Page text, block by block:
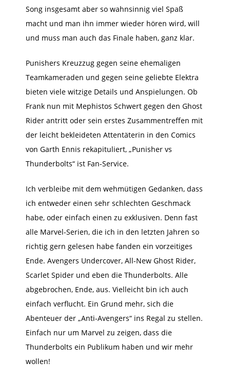
Song insgesamt aber so wahnsinnig viel Spaß
macht und man ihn immer wieder hören wird, will
und muss man auch das Finale haben, ganz klar.
Punishers Kreuzzug gegen seine ehemaligen
Teamkameraden und gegen seine geliebte Elektra
bieten viele witzige Details und Anspielungen. Ob
Frank nun mit Mephistos Schwert gegen den Ghost
Rider antritt oder sein erstes Zusammentreffen mit
der leicht bekleideten Attentäterin in den Comics
von Garth Ennis rekapituliert, „Punisher vs
Thunderbolts“ ist Fan-Service.
Ich verbleibe mit dem wehmütigen Gedanken, dass
ich entweder einen sehr schlechten Geschmack
habe, oder einfach einen zu exklusiven. Denn fast
alle Marvel-Serien, die ich in den letzten Jahren so
richtig gern gelesen habe fanden ein vorzeitiges
Ende. Avengers Undercover, All-New Ghost Rider,
Scarlet Spider und eben die Thunderbolts. Alle
abgebrochen, Ende, aus. Vielleicht bin ich auch
einfach verflucht. Ein Grund mehr, sich die
Abenteuer der „Anti-Avengers“ ins Regal zu stellen.
Einfach nur um Marvel zu zeigen, dass die
Thunderbolts ein Publikum haben und wir mehr
wollen!